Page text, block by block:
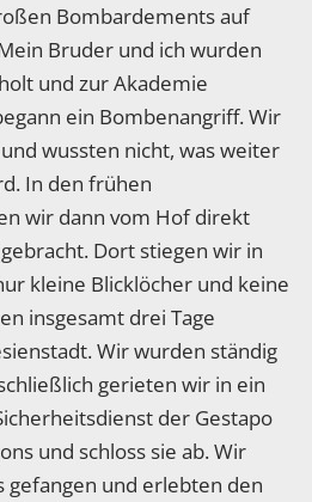
Bombardements auf
Bruder und ich wurden
und zur Akademie
ein Bombenangriff. Wir
wussten nicht, was weiter
In den frühen
wir dann vom Hof direkt
Dort stiegen wir in
kleine Blicklöcher und keine
insgesamt drei Tage
Wir wurden ständig
gerieten wir in ein
der Gestapo
und schloss sie ab. Wir
gefangen und erlebten den